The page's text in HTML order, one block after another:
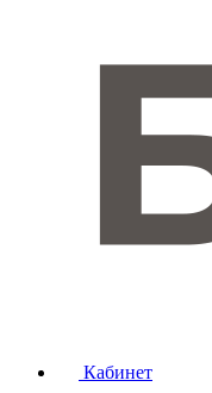
Кабинет